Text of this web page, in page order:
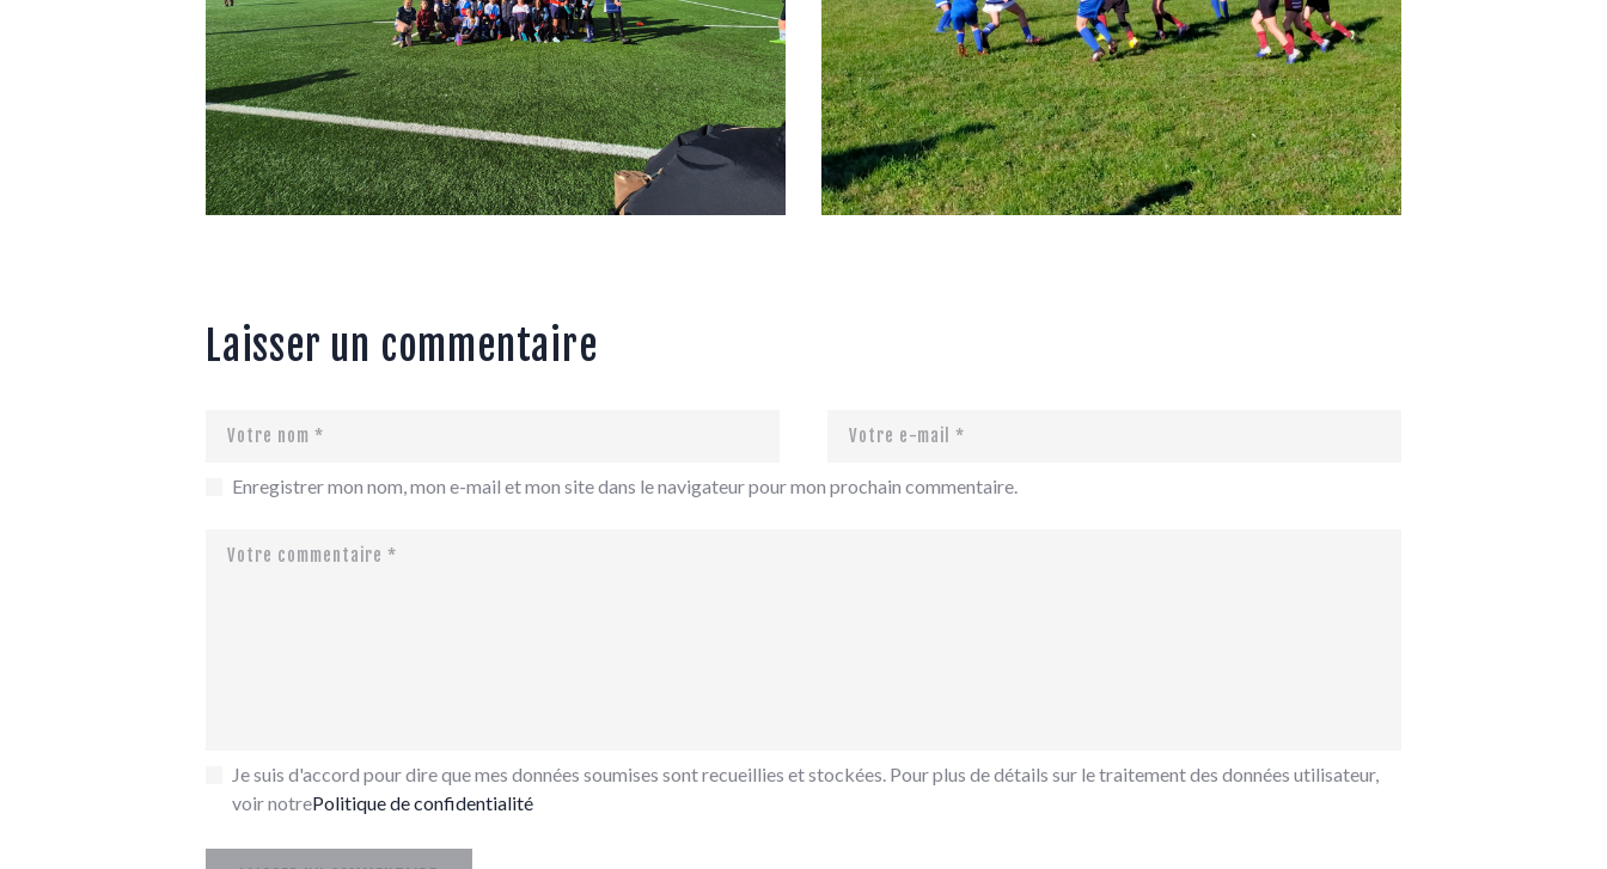
Laisser un commentaire
Enregistrer mon nom, mon e-mail et mon site dans le navigateur pour mon prochain commentaire.
Je suis d'accord pour dire que mes données soumises sont recueillies et stockées. Pour plus de détails sur le traitement des données utilisateur,
voir notrePolitique de confidentialité